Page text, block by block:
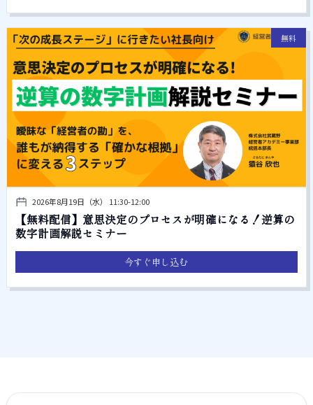
無料
2026年8月19日（水） 11:30-12:00
【無料配信】意思決定のプロセスが明確になる！逆算の
数字計画解説セミナー
今すぐ申し込む